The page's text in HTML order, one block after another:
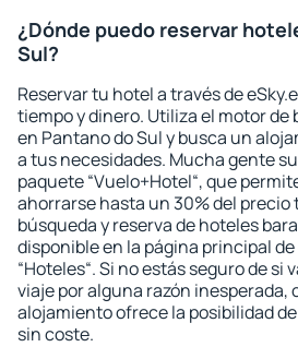
¿Dónde puedo reservar
Sul?
Reservar tu hotel a través de
tiempo y dinero. Utiliza el motor de
en Pantano do Sul y busca un
a tus necesidades. Mucha gente
paquete “Vuelo+Hotel“, que
ahorrarse hasta un 30% del precio
búsqueda y reserva de hoteles
disponible en la página principal
“Hoteles“. Si no estás seguro de si
viaje por alguna razón inesperada,
alojamiento ofrece la posibilidad
sin coste.